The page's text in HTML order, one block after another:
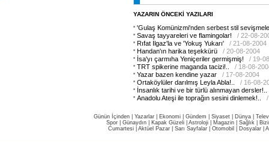
YAZARIN ÖNCEKİ YAZILARI
'Gulaş Komünizmi'nden serbest stil
Savaş tayyareleri ve flamingolar!
/ 22-08-
Rıfat Ilgaz'la ve 'Yokuş Yukarı'
/ 21-08-2004
Handan'ın harika teşekkürü
/ 20-08-2004
İsa'yı çarmıha Yeniçeriler germişmiş!
/ 19-
TRT spikerine maganda tacizi!..
/ 18-08-
Yazar bazen kendine yazar
/ 17-08-2004
Ortaköylüler darılmış Leyla Abla!..
/ 16-08-
İnsanlık tarihi ve bir türlü alınmayan dersler!..
Anadolu Ateşi ile toprağın sesini dinlemek!..
Günün İçinden Yazarlar Ekonomi Gündem Siyaset Dünya |
Spor
Günaydın Kapak Güzeli Astroloji Magazin Sağlık
Cumartesi| Aktüel Pazar| Sarı Sayfalar| Otomobil Dosyalar|